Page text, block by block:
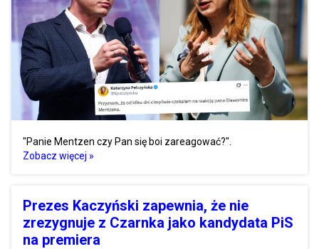
"Panie Mentzen czy Pan się boi zareagować?".
Zobacz więcej »
Prezes Kaczyński zapewnia, że nie
zrezygnuje z Czarnka jako kandydata PiS
na premiera